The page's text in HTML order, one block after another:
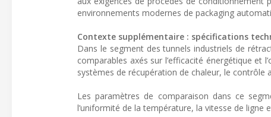
environnements modernes de packaging
Contexte supplémentaire : spécifications
Dans le segment des tunnels industriels de
comparables axés sur l’efficacité énergétique et
systèmes de récupération de chaleur, le contrôle
Les paramètres de comparaison dans ce
l’uniformité de la température, la vitesse de ligne